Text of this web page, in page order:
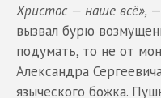
Христос — наше всё»,
вызвал бурю
подумать, то не от
Александра
языческого божка.